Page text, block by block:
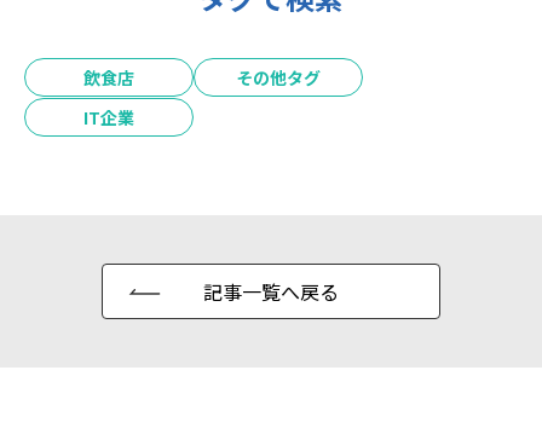
飲食店
その他タグ
IT企業
記事一覧へ戻る